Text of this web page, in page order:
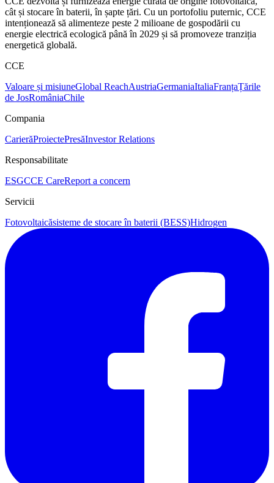
cât și stocare în baterii, în șapte țări. Cu un portofoliu puternic, CCE
intenționează să alimenteze peste 2 milioane de gospodării cu
energie electrică ecologică până în 2029 și să promoveze tranziția
energetică globală.
CCE
Valoare și misiuneGlobal ReachAustriaGermaniaItaliaFranțaȚările
de JosRomâniaChile
Compania
CarierăProiectePresăInvestor Relations
Responsabilitate
ESGCCE CareReport a concern
Servicii
Fotovoltaicăsisteme de stocare în baterii (BESS)Hidrogen